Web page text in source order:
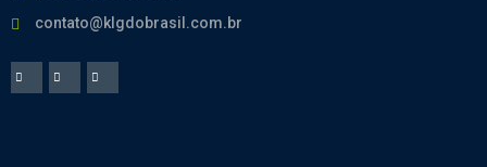
contato@klgdobrasil.com.br